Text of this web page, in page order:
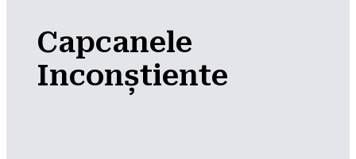
Capcanele
Inconștiente